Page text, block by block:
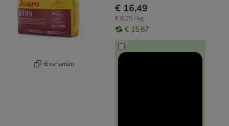
6 varianten
€ 16,49
€ 8,25 / kg
€ 15,67